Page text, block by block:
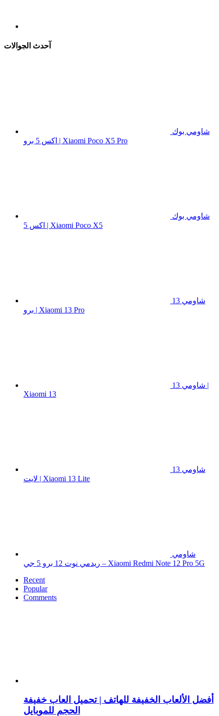
آحدث الجوالات
شاومي بوك
اكس 5 برو | Xiaomi Poco X5 Pro
شاومي بوك
اكس 5 | Xiaomi Poco X5
شاومي 13
برو | Xiaomi 13 Pro
شاومي 13 |
Xiaomi 13
شاومي 13
لايت | Xiaomi 13 Lite
شاومي
ريدمي نوت 12 برو 5 جي – Xiaomi Redmi Note 12 Pro 5G
Recent
Popular
Comments
أفضل الألعاب الخفيفة للهاتف | تحميل العاب خفيفة
الحجم للموبايل